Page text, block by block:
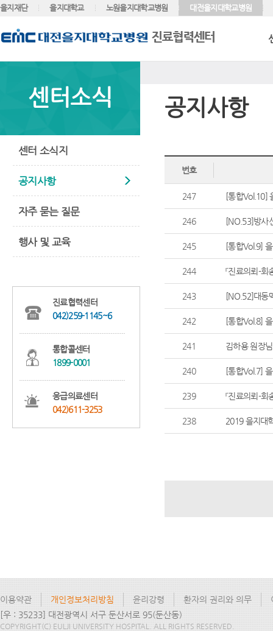
을지재단 을지대학교 노원을지대학교병원 대전을지대학교병원
센터소식
센터 소식지
공지사항
자주 묻는 질문
행사 및 교육
진료협력센터
042)259-1145~6
통합콜센터
1899-0001
응급의료센터
042)611-3253
공지사항
번호
247 [통합Vol.10]
246 [NO.53]방사
245 [통합Vol.9]
244 『진료의뢰-
243 [NO.52]대동
242 [통합Vol.8]
241 김하용 원장
240 [통합Vol.7]
239 『진료의뢰-회
238 2019 을지대
이용약관 개인정보처리방침 윤리강령 환자의 권리와 의무
[우 : 35233] 대전광역시 서구 둔산서로 95(둔산동)
COPYRIGHT(C) EULJI UNIVERSITY HOSPITAL. ALL RIGHTS RESERVED.